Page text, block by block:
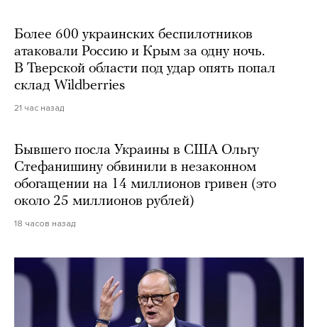
Более 600 украинских беспилотников
атаковали Россию и Крым за одну ночь.
В Тверской области под удар опять попал
склад Wildberries
21 час назад
Бывшего посла Украины в США Ольгу
Стефанишину обвинили в незаконном
обогащении на 14 миллионов гривен (это
около 25 миллионов рублей)
18 часов назад